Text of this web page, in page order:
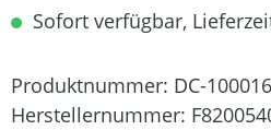
Sofort verfügbar,
Produktnummer: DC-
Herstellernummer: